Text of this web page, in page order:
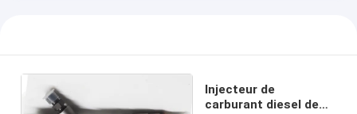
Injecteur de
carburant diesel de